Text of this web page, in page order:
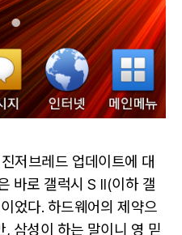
저브레드 업데이트에 대
바로 갤럭시 S II(이하 갤
었다. 하드웨어의 제약으
삼성이 하는 말이니 영 믿